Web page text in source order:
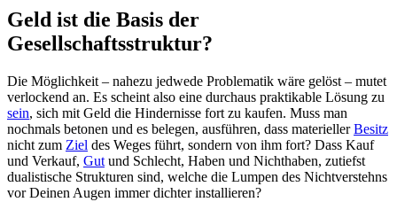
Geld ist die Basis der
Gesellschaftsstruktur?
Die Möglichkeit – nahezu jedwede Problematik wäre gelöst – mutet
verlockend an. Es scheint also eine durchaus praktikable Lösung zu
sein, sich mit Geld die Hindernisse fort zu kaufen. Muss man
nochmals betonen und es belegen, ausführen, dass materiellerBesitz
nicht zum Ziel des Weges führt, sondern von ihm fort? Dass Kauf
und Verkauf, Gut und Schlecht, Haben und Nichthaben, zutiefst
dualistische Strukturen sind, welche die Lumpen des Nichtverstehns
vor Deinen Augen immer dichter installieren?